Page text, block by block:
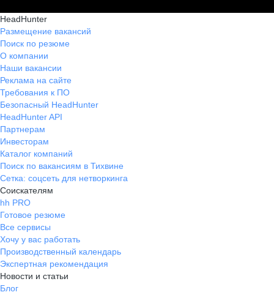
HeadHunter
Размещение вакансий
Поиск по резюме
О компании
Наши вакансии
Реклама на сайте
Требования к ПО
Безопасный HeadHunter
HeadHunter API
Партнерам
Инвесторам
Каталог компаний
Поиск по вакансиям в Тихвине
Сетка: соцсеть для нетворкинга
Соискателям
hh PRO
Готовое резюме
Все сервисы
Хочу у вас работать
Производственный календарь
Экспертная рекомендация
Новости и статьи
Блог